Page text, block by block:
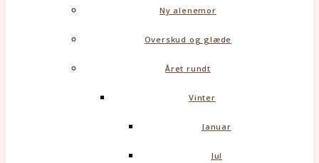
Ny alenemor
Overskud og glæde
Året rundt
Vinter
Januar
Jul